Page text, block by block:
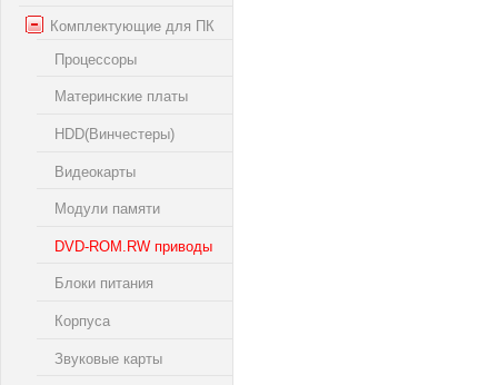
Комплектующие для ПК
Процессоры
Материнские платы
HDD(Винчестеры)
Видеокарты
Модули памяти
DVD-ROM.RW приводы
Блоки питания
Корпуса
Звуковые карты